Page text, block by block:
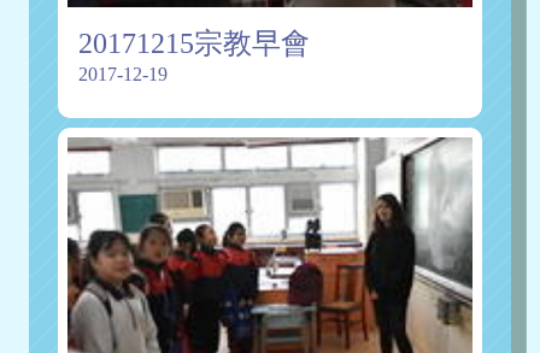
20171215宗教早會
2017-12-19